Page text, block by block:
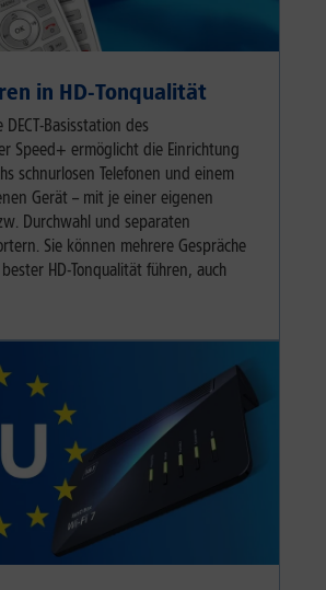
in HD-Tonqualität
Basisstation des
Speed+ ermöglicht die Einrichtung
schnurlosen Telefonen und einem
Gerät – mit je einer eigenen
Durchwahl und separaten
Sie können mehrere Gespräche
HD-Tonqualität führen, auch